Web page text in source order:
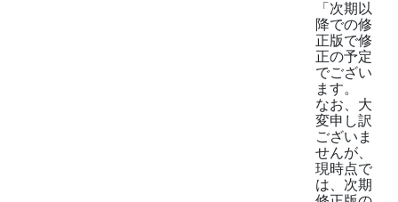
「次期以
降での修
正版で修
正の予定
でござい
ます。
なお、大
変申し訳
ございま
せんが、
現時点で
は、次期